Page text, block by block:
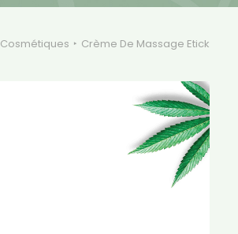
Cosmétiques Crème De Massage Etick